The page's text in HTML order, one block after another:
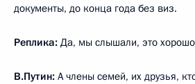
документы, до конца года без виз.
Реплика: Да, мы слышали, это
В.Путин: А члены семей, их друзья,